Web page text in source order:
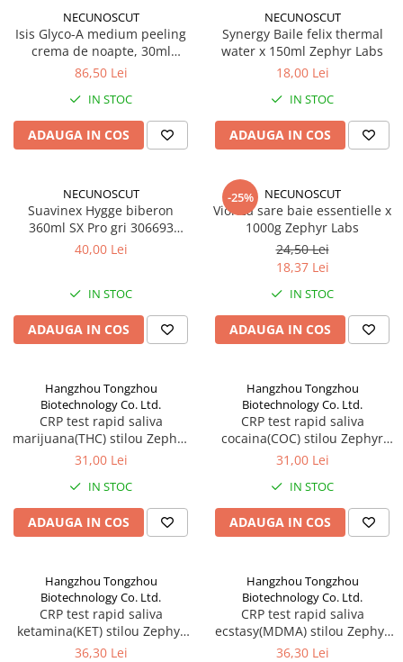
NECUNOSCUT
Isis Glyco-A medium peeling
crema de noapte, 30ml
Zephyr Labs
86,50 Lei
IN STOC
ADAUGA IN COS
NECUNOSCUT
Synergy Baile felix thermal
water x 150ml Zephyr Labs
18,00 Lei
IN STOC
ADAUGA IN COS
NECUNOSCUT
Suavinex Hygge biberon
360ml SX Pro gri 306693
Zephyr Labs
40,00 Lei
IN STOC
ADAUGA IN COS
-25% NECUNOSCUT
Viorica sare baie essentielle x
1000g Zephyr Labs
24,50 Lei
18,37 Lei
IN STOC
ADAUGA IN COS
Hangzhou Tongzhou
Biotechnology Co. Ltd.
CRP test rapid saliva
marijuana(THC) stilou Zephyr
Labs
31,00 Lei
IN STOC
ADAUGA IN COS
Hangzhou Tongzhou
Biotechnology Co. Ltd.
CRP test rapid saliva
cocaina(COC) stilou Zephyr
Labs
31,00 Lei
IN STOC
ADAUGA IN COS
Hangzhou Tongzhou
Biotechnology Co. Ltd.
CRP test rapid saliva
ketamina(KET) stilou Zephyr
Labs
36,30 Lei
Hangzhou Tongzhou
Biotechnology Co. Ltd.
CRP test rapid saliva
ecstasy(MDMA) stilou Zephyr
Labs
36,30 Lei